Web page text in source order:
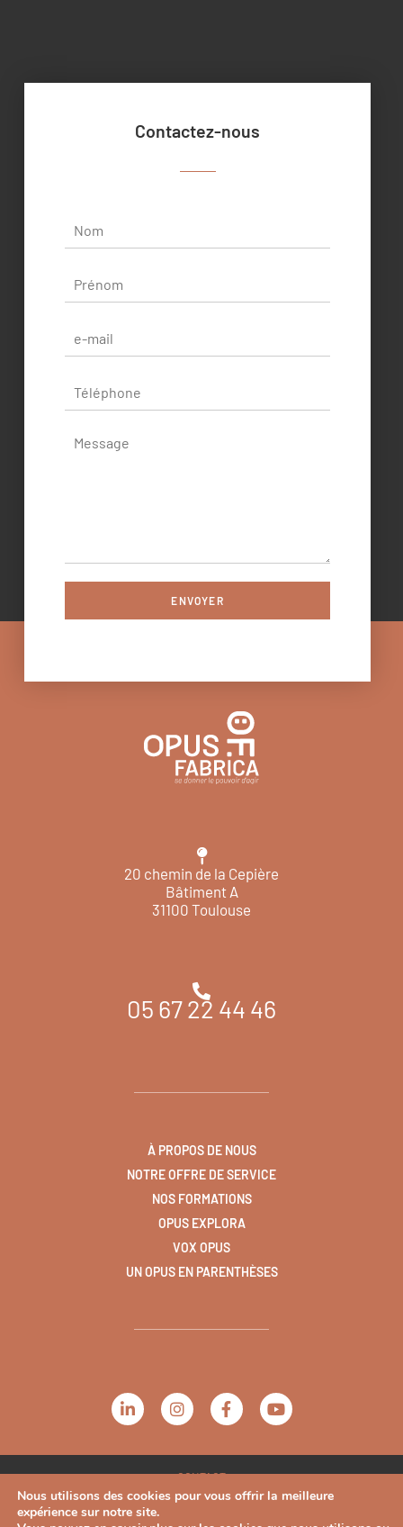
Contactez-nous
ENVOYER
20 chemin de la Cepière
Bâtiment A
31100 Toulouse
05 67 22 44 46
À PROPOS DE NOUS
NOTRE OFFRE DE SERVICE
NOS FORMATIONS
OPUS EXPLORA
VOX OPUS
UN OPUS EN PARENTHÈSES
CONTACT
PLAN DU SITE
Nous utilisons des cookies pour vous offrir la meilleure
expérience sur notre site.